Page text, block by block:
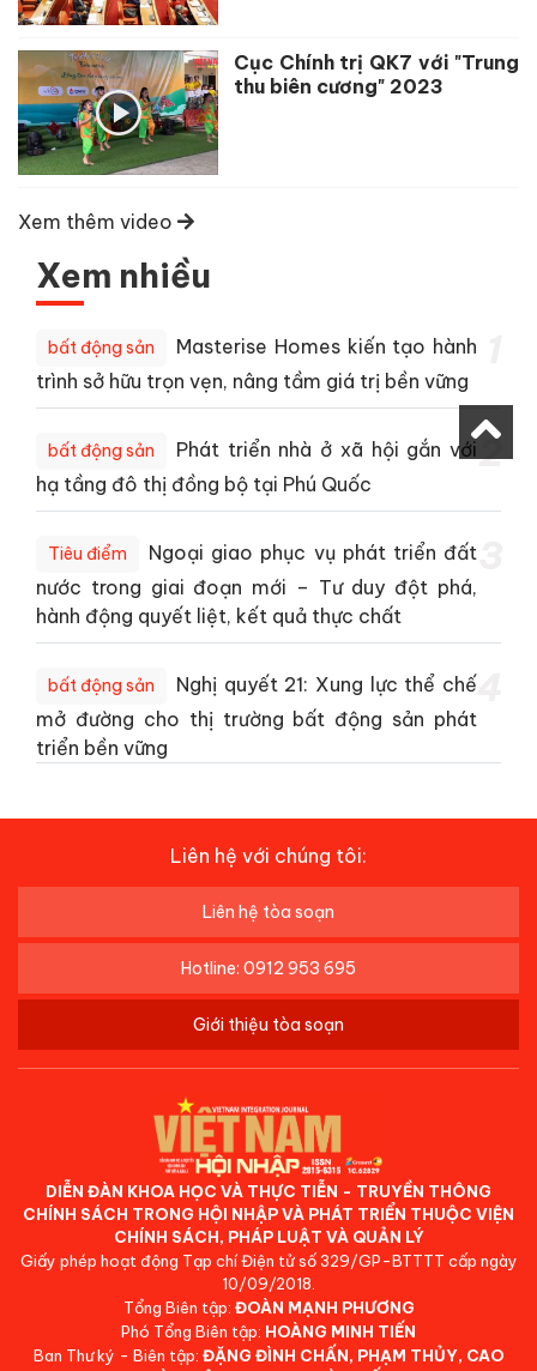
Cục Chính trị QK7 với "Trung
thu biên cương" 2023
Xem thêm video
Xem nhiều
bất động sản
Masterise Homes kiến tạo hành
trình sở hữu trọn vẹn, nâng tầm giá trị bền vững
bất động sản
Phát triển nhà ở xã hội gắn với
hạ tầng đô thị đồng bộ tại Phú Quốc
2
Tiêu điểm
Ngoại giao phục vụ phát triển đất
nước trong giai đoạn mới – Tư duy đột phá,
hành động quyết liệt, kết quả thực chất
bất động sản
Nghị quyết 21: Xung lực thể chế
mở đường cho thị trường bất động sản phát
triển bền vững
4
Liên hệ với chúng tôi:
Liên hệ tòa soạn
Hotline: 0912 953 695
Giới thiệu tòa soạn
DIỄN ĐÀN KHOA HỌC VÀ THỰC TIỄN - TRUYỀN THÔNG
CHÍNH SÁCH TRONG HỘI NHẬP VÀ PHÁT TRIỂN THUỘC VIỆN
CHÍNH SÁCH, PHÁP LUẬT VÀ QUẢN LÝ
Giấy phép hoạt động Tạp chí Điện tử số 329/GP-BTTTT cấp ngày
10/09/2018.
Tổng Biên tập: ĐOÀN MẠNH PHƯƠNG
Phó Tổng Biên tập: HOÀNG MINH TIẾN
Ban Thư ký - Biên tập: ĐẶNG ĐÌNH CHẤN, PHẠM THỦY, CAO